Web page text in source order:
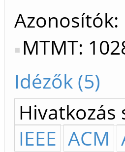
Azonosítók
MTMT:
Idézők (5)
Hivatkozás
IEEE ACM